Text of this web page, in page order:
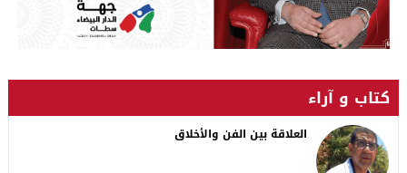
كتاب و آراء
العلاقة بين الفن والأخلاق